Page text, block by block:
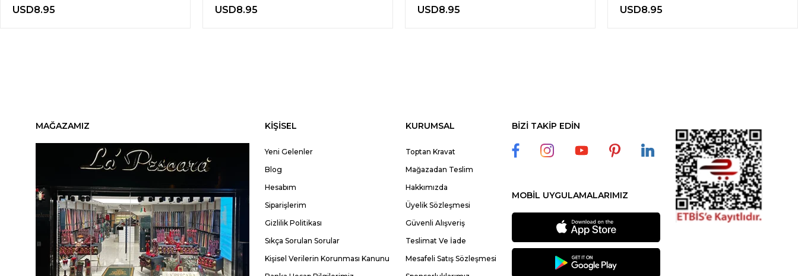
USD8.95 USD8.95 USD8.95 USD8.95
MAĞAZAMIZ KİŞİSEL
Yeni Gelenler
Blog
Hesabım
Siparişlerim
Gizlilik Politikası
Sıkça Sorulan Sorular
Kişisel Verilerin Korunması Kanunu
KURUMSAL
Toptan Kravat
Mağazadan Teslim
Hakkımızda
Üyelik Sözleşmesi
Güvenli Alışveriş
Teslimat Ve İade
Mesafeli Satış Sözleşmesi
BİZİ TAKİP EDİN
MOBİL UYGULAMALARIMIZ